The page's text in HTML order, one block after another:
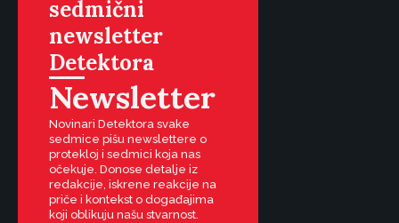
sedmični
newsletter
Detektora
Newsletter
Novinari Detektora svake
sedmice pišu newslettere o
protekloj i sedmici koja nas
očekuje. Donose detalje iz
redakcije, iskrene reakcije na
priče i kontekst o događajima
koji oblikuju našu stvarnost.